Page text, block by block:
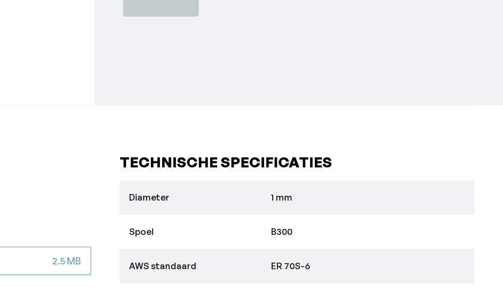
2.5 MB
TECHNISCHE SPECIFICATIES
Diameter 1 mm
Spoel B300
AWS standaard ER 70S-6